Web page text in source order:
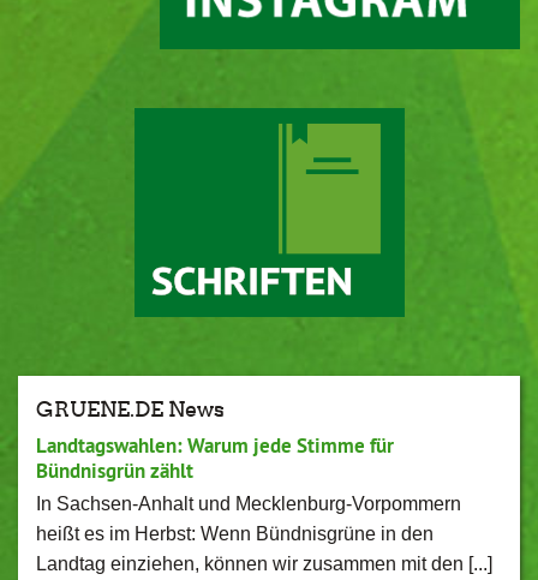
GRUENE.DE News
Landtagswahlen: Warum jede Stimme für
Bündnisgrün zählt
In Sachsen-Anhalt und Mecklenburg-Vorpommern
heißt es im Herbst: Wenn Bündnisgrüne in den
Landtag einziehen, können wir zusammen mit den [...]